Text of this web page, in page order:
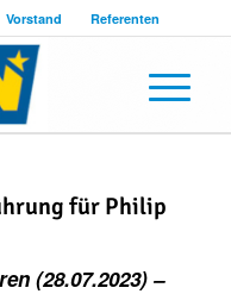
Vorstand Referenten
für Philip
(28.07.2023) –